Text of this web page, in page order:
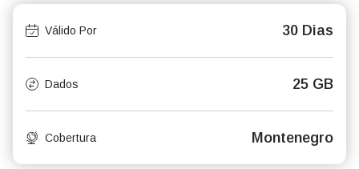
Válido Por 30 Dias
Dados 25 GB
Cobertura Montenegro